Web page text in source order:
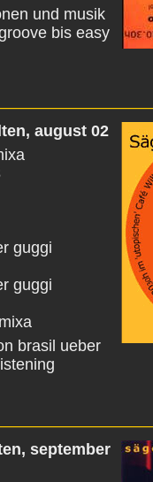
und musik
bis easy
august 02
guggi
guggi
brasil ueber
september